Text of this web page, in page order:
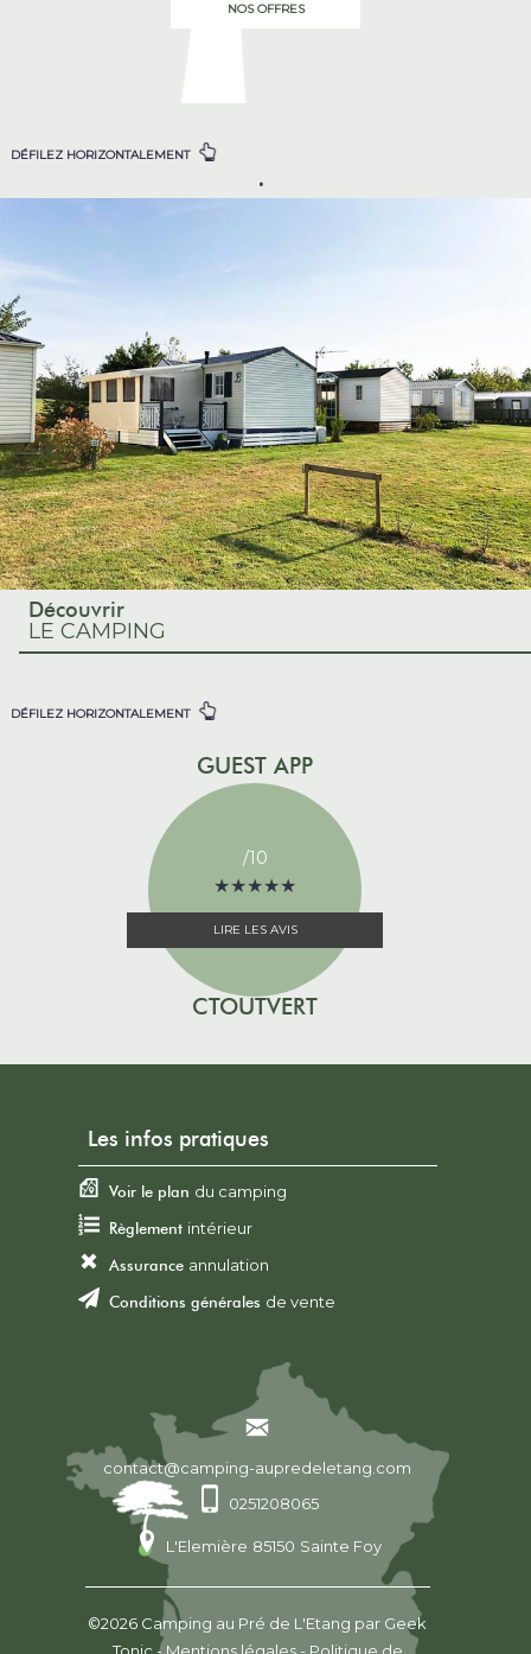
NOS OFFRES
DÉFILEZ HORIZONTALEMENT
Découvrir
LE CAMPING
DÉFILEZ HORIZONTALEMENT
GUEST APP
/10
★★★★★
★★★★★
LIRE LES AVIS
CTOUTVERT
Les infos pratiques
Voir le plan du camping
Règlement intérieur
Assurance annulation
Conditions générales de vente
contact@camping-aupredeletang.com
0251208065
L'Elemière 85150 Sainte Foy
©2026 Camping au Pré de L'Etang par Geek